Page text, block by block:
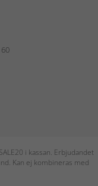
i kassan. Erbjudandet
Kan ej kombineras med